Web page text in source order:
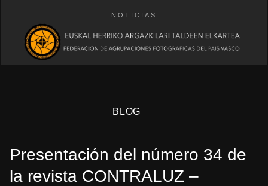
NOTICIAS
BLOG
Presentación del número 34 de
la revista CONTRALUZ –